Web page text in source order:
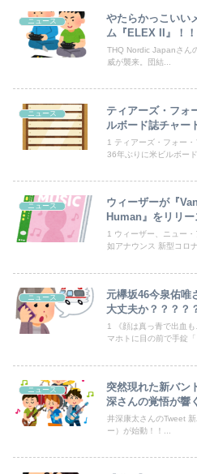
竹﨑由佳アナ ピタパンのお
【画像】台湾人、ようやく気
ニュース
やたらかっこいい
ム『ELEX II』！！
THQ Nordic Japanさん
威が襲来。団結...
ニュース
ティアーズ・フォ
ルボード誌チャー
1 ティアーズ・フォー
36年ぶりに米ビルボード
ニュース
ウィーザーが『
Human』をリリ
1 ウィーザー、ニュー
如アナウンス 新型コロ
ニュース
元欅坂46今泉佑唯
大丈夫か？？？？
1 《顔は真っ青で出血
マホトに目の前で手錠
ニュース
突然現れた新バン
深さんの覚悟が響
井深康太さんのTweet
ー）が始動！！...